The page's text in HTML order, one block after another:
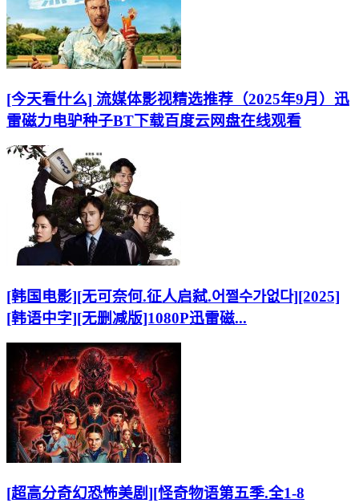
[今天看什么] 流媒体影视精选推荐（2025年9月）迅
雷磁力电驴种子BT下载百度云网盘在线观看
[韩国电影][无可奈何.征人启弑.어쩔수가없다][2025]
[韩语中字][无删减版]1080P迅雷磁...
[超高分奇幻恐怖美剧][怪奇物语第五季.全1-8